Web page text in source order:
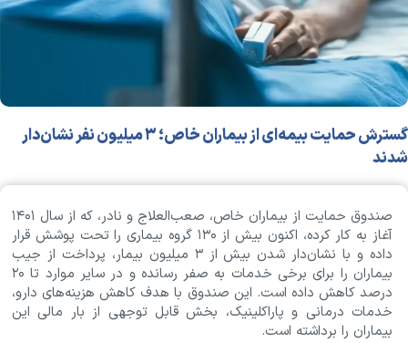
گسترش حمایت بیمه‌ای از بیماران خاص؛ ۳ میلیون نفر نشان‌دار
شدند
صندوق حمایت از بیماران خاص، صعب‌العلاج و نادر، که از سال ۱۴۰۱
آغاز به کار کرده، اکنون بیش از ۱۳۰ گروه بیماری را تحت پوشش قرار
داده و با نشان‌دار شدن بیش از ۳ میلیون بیمار، پرداخت از جیب
بیماران را برای برخی خدمات به صفر رسانده و در سایر موارد تا ۲۰
درصد کاهش داده است. این صندوق با هدف کاهش هزینه‌های دارو،
خدمات درمانی و پاراکلینیک، بخش قابل توجهی از بار مالی این
بیماران را برداشته است.